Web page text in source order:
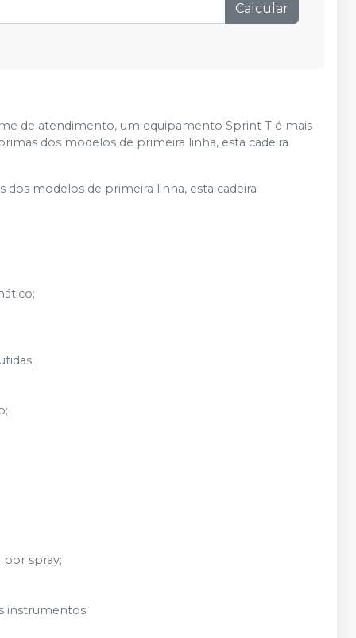
Calcular
de atendimento, um equipamento Sprint T é mais
dos modelos de primeira linha, esta cadeira
modelos de primeira linha, esta cadeira
spray;
instrumentos;